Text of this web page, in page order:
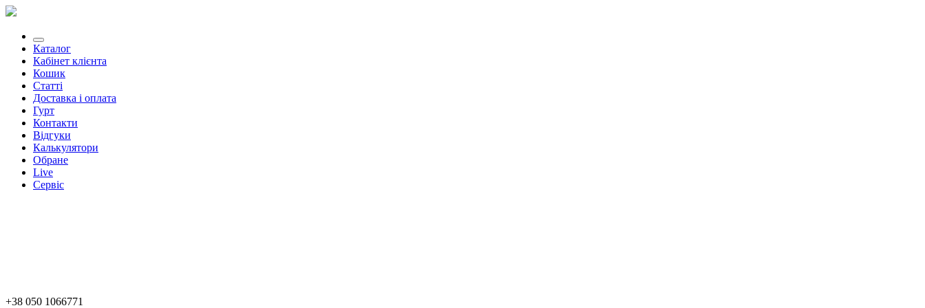
Каталог
Кабінет клієнта
Кошик
Статті
Доставка і оплата
Гурт
Контакти
Відгуки
Калькулятори
Обране
Live
Сервіс
+38 050 1066771